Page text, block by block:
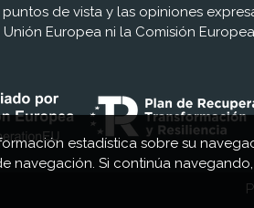
estadística sobre su
navegación. Si continúa
de vista y las opiniones
Europea ni la Comisión